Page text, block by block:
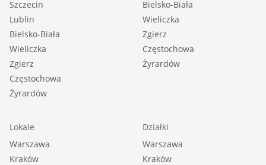
Szczecin
Lublin
Bielsko-Biała
Wieliczka
Zgierz
Częstochowa
Żyrardów
Bielsko-Biała
Wieliczka
Zgierz
Częstochowa
Żyrardów
Lokale
Warszawa
Kraków
Działki
Warszawa
Kraków